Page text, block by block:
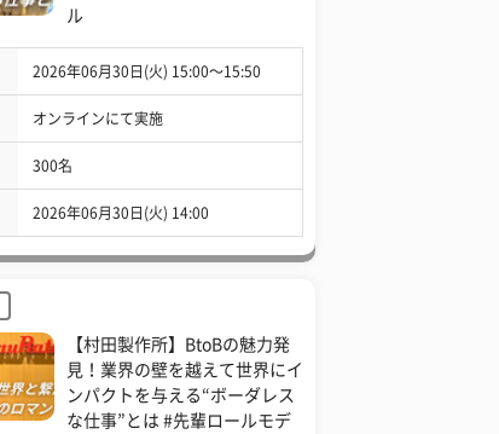
ル
2026年06月30日(火) 15:00〜15:50
オンラインにて実施
300名
2026年06月30日(火) 14:00
【村田製作所】BtoBの魅力発
見！業界の壁を越えて世界にイ
ンパクトを与える“ボーダレス
な仕事”とは #先輩ロールモデ